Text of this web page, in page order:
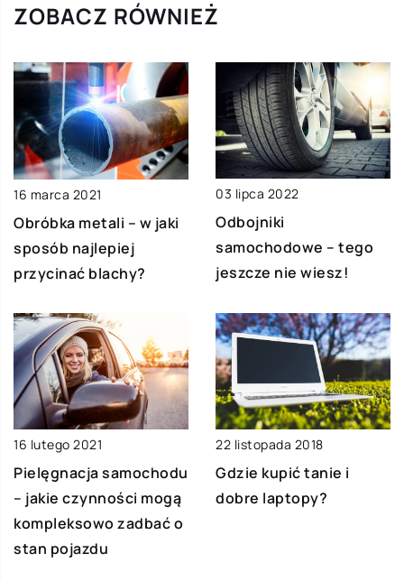
ZOBACZ RÓWNIEŻ
16 marca 2021
Obróbka metali – w jaki
sposób najlepiej
przycinać blachy?
03 lipca 2022
Odbojniki
samochodowe – tego
jeszcze nie wiesz!
16 lutego 2021
Pielęgnacja samochodu
– jakie czynności mogą
kompleksowo zadbać o
stan pojazdu
22 listopada 2018
Gdzie kupić tanie i
dobre laptopy?